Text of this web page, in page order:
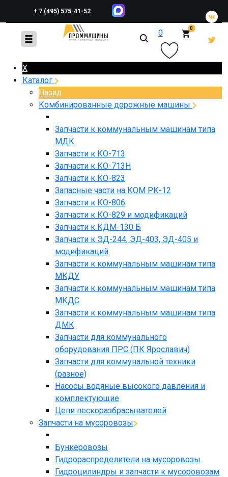
+ 7 (495) 575-41-52
+ 7 (495) 648-45-83 0 0
X
Каталог
Назад
Комбинированные дорожные машины
Запчасти к коммунальным машинам типа
МДК
Запчасти к КО-713
Запчасти к КО-713Н
Запчасти к КО-823
Запасные части на КОМ РК-12
Запчасти к КО-806
Запчасти к КО-829 и модификаций
Запчасти к КДМ-130 Б
Запчасти к ЭД-244, ЭД-403, ЭД-405 и
модификаций
Запчасти к коммунальным машинам типа
МКДУ
Запчасти к коммунальным машинам типа
МКДС
Запчасти к коммунальным машинам типа
ДМК
Запчасти для коммунального
оборудования ПРС (ПК Ярославич)
Запчасти для коммунальной техники
(разное)
Насосы водяные высокого давления и
комплектующие
Цепи пескоразбрасывателей
Запчасти на мусоровозы
Бункеровозы
Гидрораспределители на мусоровозы
Гидроцилиндры и запчасти к мусоровозам